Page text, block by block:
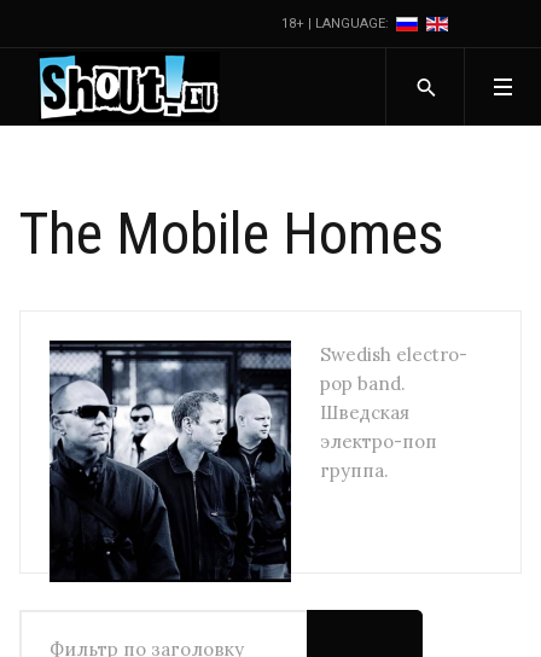
18+ | LANGUAGE:
The Mobile Homes
Swedish electro-
pop band.
Шведская
электро-поп
группа.